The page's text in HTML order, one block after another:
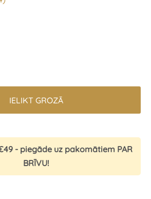
IELIKT GROZĀ
- piegāde uz pakomātiem PAR
BRĪVU!